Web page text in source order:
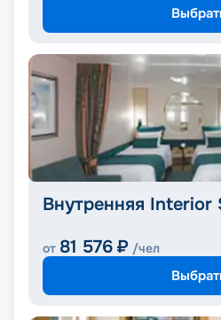
Внутренняя Interior
от 81 576 ₽ /чел